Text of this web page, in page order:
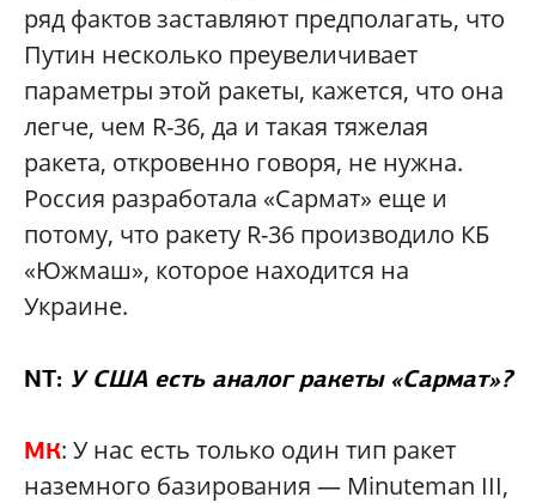
ряд фактов заставляют предполагать, что
Путин несколько преувеличивает
параметры этой ракеты, кажется, что она
легче, чем R-36, да и такая тяжелая
ракета, откровенно говоря, не нужна.
Россия разработала «Сармат» еще и
потому, что ракету R-36 производило КБ
«Южмаш», которое находится на
Украине.
NT: У США есть аналог ракеты «Сармат»?
МК: У нас есть только один тип ракет
наземного базирования — Minuteman III,